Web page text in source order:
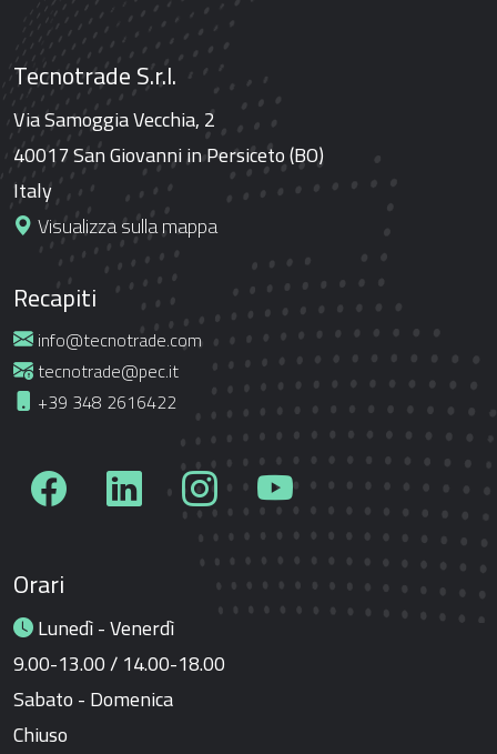
Tecnotrade S.r.l.
Via Samoggia Vecchia, 2
40017 San Giovanni in Persiceto (BO)
Italy
Visualizza sulla mappa
Recapiti
info@tecnotrade.com
tecnotrade@pec.it
+39 348 2616422
Orari
Lunedì - Venerdì
9.00-13.00 / 14.00-18.00
Sabato - Domenica
Chiuso